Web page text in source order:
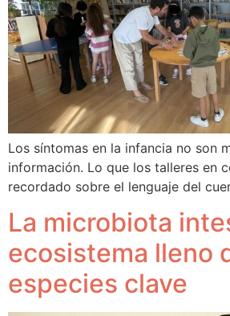
Los síntomas en la infancia no son
información. Lo que los talleres en
recordado sobre el lenguaje del
La microbiota
ecosistema lleno
especies clave